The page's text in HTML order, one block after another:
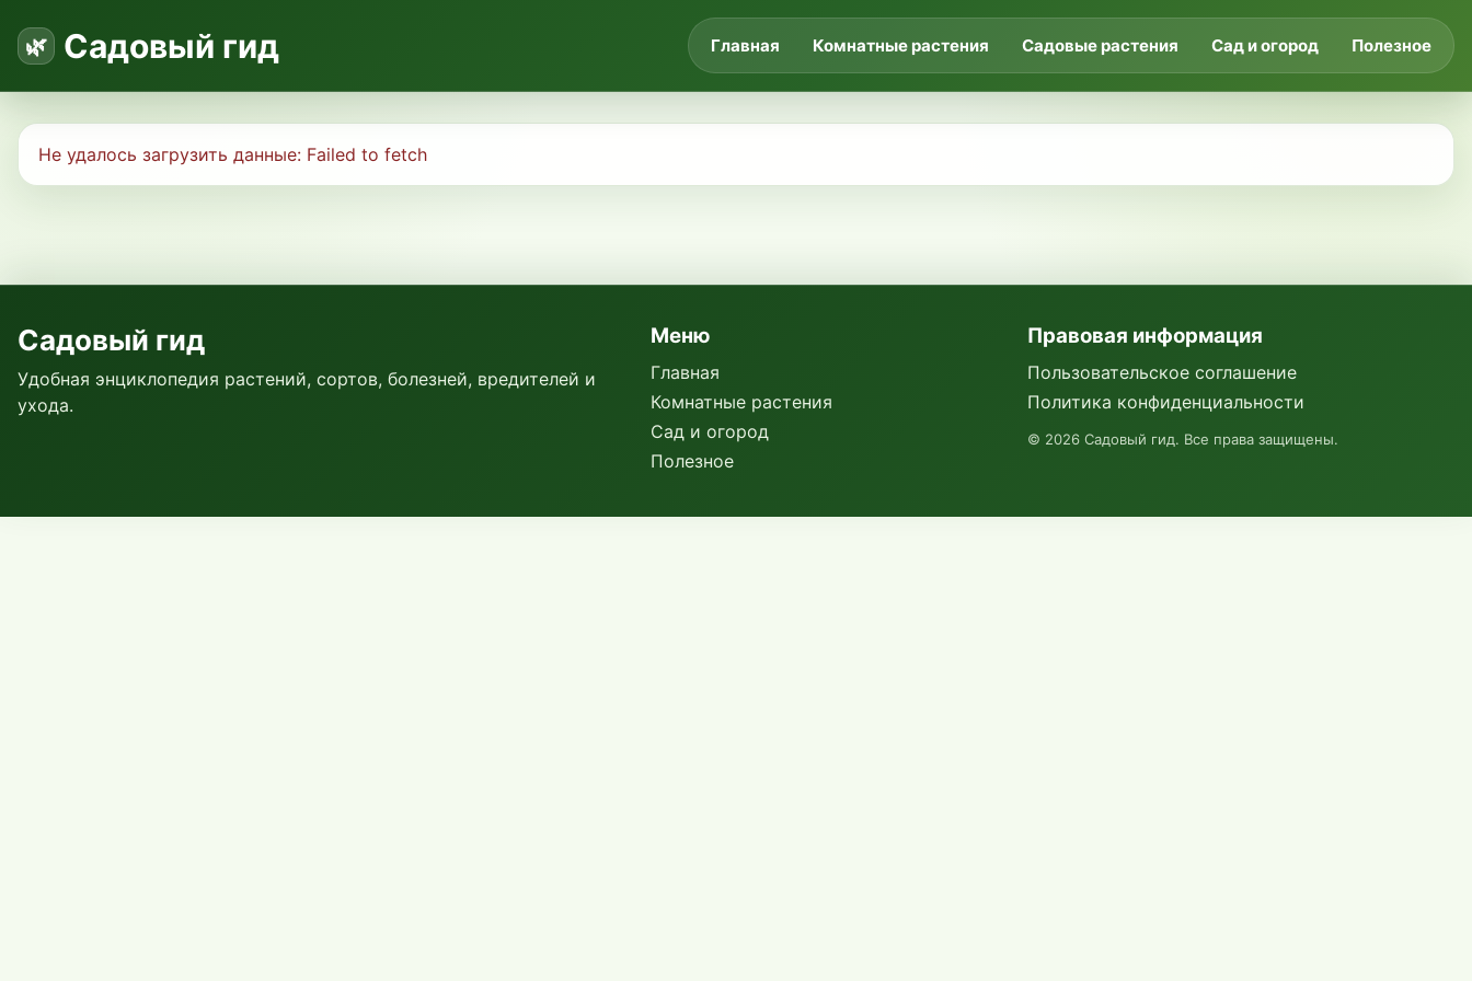
Садовый гид Главная Комнатные растения Садовые растения Сад и огород Полезное
Не удалось загрузить данные: Failed to fetch
Садовый гид
Удобная энциклопедия растений, сортов, болезней, вредителей и
ухода.
Меню
Главная
Комнатные растения
Сад и огород
Полезное
Правовая информация
Пользовательское соглашение
Политика конфиденциальности
© 2026 Садовый гид. Все права защищены.